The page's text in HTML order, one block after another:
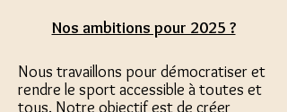
Nos ambitions pour 2025 ?
Nous travaillons pour démocratiser et
rendre le sport accessible à toutes et
tous. Notre objectif est de créer